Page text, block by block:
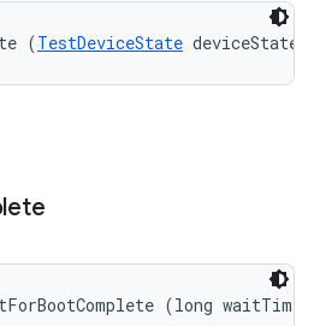
(TestDeviceState deviceState)
(long waitTime)